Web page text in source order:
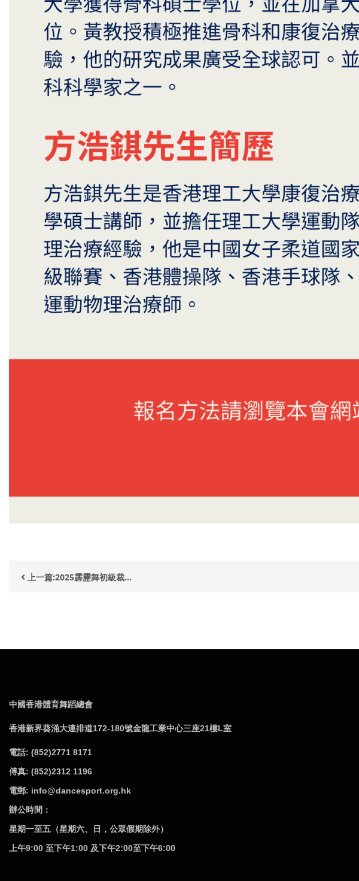
上一篇:2025霹靂舞初級裁...
中國香港體育舞蹈總會
香港新界葵涌大連排道172-180號金龍工業中心三座21樓L室
電話: (852)2771 8171
傅真: (852)2312 1196
電郵: info@dancesport.org.hk
辦公時間：
星期一至五（星期六、日，公眾假期除外）
上午9:00 至下午1:00 及下午2:00至下午6:00